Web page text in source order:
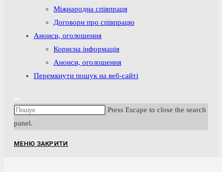
Міжнародна співпраця
Договори про співпрацю
Анонси, оголошення
Корисна інформація
Анонси, оголошення
Перемкнути пошук на веб-сайті
Press Escape to close the search
panel.
МЕНЮ ЗАКРИТИ